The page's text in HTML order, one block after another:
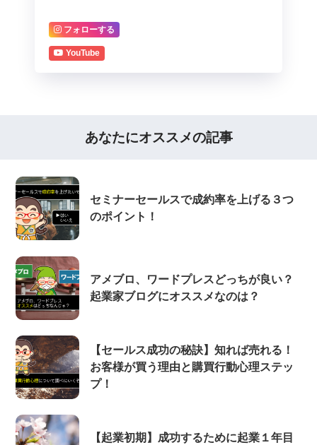
フォローする
YouTube
あなたにオススメの記事
セミナーセールスで成約率を上げる３つ
のポイント！
アメブロ、ワードプレスどっちが良い？
起業家ブログにオススメなのは？
【セールス成功の秘訣】知れば売れる！
お客様が買う理由と購買行動心理ステッ
プ！
【起業初期】成功するために起業１年目